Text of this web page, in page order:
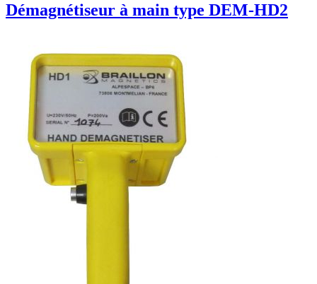
Démagnétiseur à main type DEM-HD2